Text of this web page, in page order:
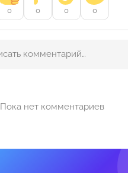
0 0 0 0
Пока нет комментариев